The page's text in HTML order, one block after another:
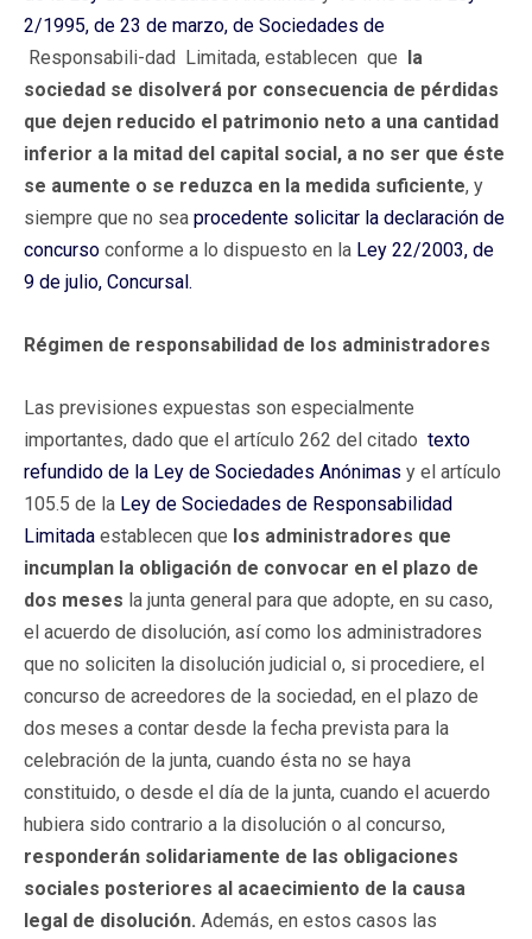
2/1995, de 23 de marzo, de Sociedades de
Responsabili-dad Limitada, establecen que la
sociedad se disolverá por consecuencia de pérdidas
que dejen reducido el patrimonio neto a una cantidad
inferior a la mitad del capital social, a no ser que éste
se aumente o se reduzca en la medida suficiente, y
siempre que no sea procedente solicitar la declaración de
concurso conforme a lo dispuesto en la Ley 22/2003, de
9 de julio, Concursal.
Régimen de responsabilidad de los administradores
Las previsiones expuestas son especialmente
importantes, dado que el artículo 262 del citado texto
refundido de la Ley de Sociedades Anónimas y el artículo
105.5 de la Ley de Sociedades de Responsabilidad
Limitada establecen que los administradores que
incumplan la obligación de convocar en el plazo de
dos meses la junta general para que adopte, en su caso,
el acuerdo de disolución, así como los administradores
que no soliciten la disolución judicial o, si procediere, el
concurso de acreedores de la sociedad, en el plazo de
dos meses a contar desde la fecha prevista para la
celebración de la junta, cuando ésta no se haya
constituido, o desde el día de la junta, cuando el acuerdo
hubiera sido contrario a la disolución o al concurso,
responderán solidariamente de las obligaciones
sociales posteriores al acaecimiento de la causa
legal de disolución. Además, en estos casos las